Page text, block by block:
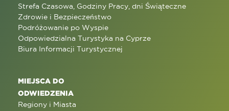
Strefa Czasowa, Godziny Pracy, dni Świąteczne
Zdrowie i Bezpieczeństwo
Podróżowanie po Wyspie
Odpowiedzialna Turystyka na Cyprze
Biura Informacji Turystycznej
MIEJSCA DO
ODWIEDZENIA
Regiony i Miasta